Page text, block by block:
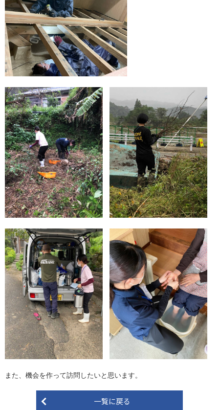
また、機会を作って訪問したいと思います。
一覧に戻る